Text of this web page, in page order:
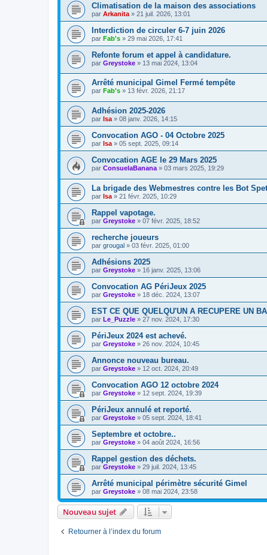
Climatisation de la maison des associations
par Arkanita » 21 juil. 2026, 13:01
Interdiction de circuler 6-7 juin 2026
par Fab's » 29 mai 2026, 17:41
Refonte forum et appel à candidature.
par Greystoke » 13 mai 2024, 13:04
Arrêté municipal Gimel Fermé tempête
par Fab's » 13 févr. 2026, 21:17
Adhésion 2025-2026
par Isa » 08 janv. 2026, 14:15
Convocation AGO - 04 Octobre 2025
par Isa » 05 sept. 2025, 09:14
Convocation AGE le 29 Mars 2025
par ConsuelaBanana » 03 mars 2025, 19:29
La brigade des Webmestres contre les Bot
par Isa » 21 févr. 2025, 10:29
Rappel vapotage.
par Greystoke » 07 févr. 2025, 18:52
recherche joueurs
par grougal » 03 févr. 2025, 01:00
Adhésions 2025
par Greystoke » 16 janv. 2025, 13:06
Convocation AG PériJeux 2025
par Greystoke » 18 déc. 2024, 13:07
EST CE QUE QUELQU'UN A RECUPERE UN
par Le_Puzzle » 27 nov. 2024, 17:30
PériJeux 2024 est achevé.
par Greystoke » 26 nov. 2024, 10:45
Annonce nouveau bureau.
par Greystoke » 12 oct. 2024, 20:49
Convocation AGO 12 octobre 2024
par Greystoke » 12 sept. 2024, 19:39
PériJeux annulé et reporté.
par Greystoke » 05 sept. 2024, 18:41
Septembre et octobre..
par Greystoke » 04 août 2024, 16:56
Rappel gestion des déchets.
par Greystoke » 29 juil. 2024, 13:45
Arrêté municipal périmètre sécurité Gimel
par Greystoke » 08 mai 2024, 23:58
Nouveau sujet
Retourner à l’index du forum